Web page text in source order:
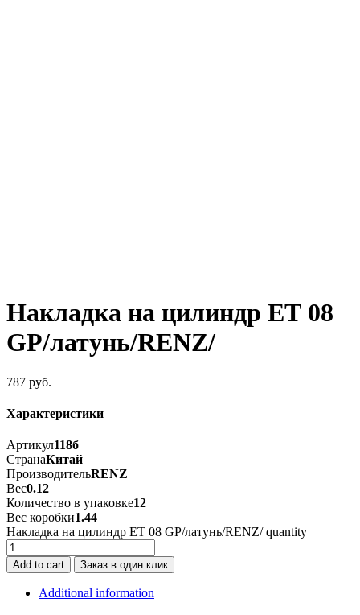
Накладка на цилиндр ЕТ 08
GP/латунь/RENZ/
787 руб.
Характеристики
Артикул118б
СтранаКитай
ПроизводительRENZ
Вес0.12
Количество в упаковке12
Вес коробки1.44
Накладка на цилиндр ЕТ 08 GP/латунь/RENZ/ quantity
Add to cart Заказ в один клик
Additional information